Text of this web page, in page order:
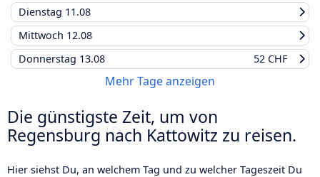
Dienstag 11.08
Mittwoch 12.08
Donnerstag 13.08 52 CHF
Mehr Tage anzeigen
Die günstigste Zeit, um von
Regensburg nach Kattowitz zu reisen.
Hier siehst Du, an welchem Tag und zu welcher Tageszeit Du